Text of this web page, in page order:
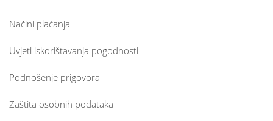
Načini plaćanja
Uvjeti iskorištavanja pogodnosti
Podnošenje prigovora
Zaštita osobnih podataka